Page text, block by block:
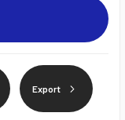
Export